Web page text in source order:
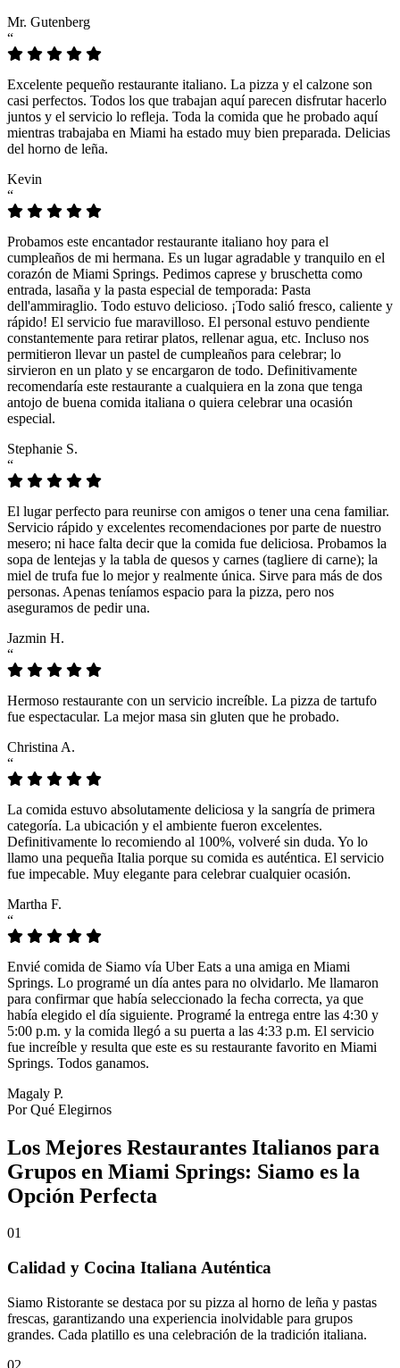
Mr. Gutenberg
“
Excelente pequeño restaurante italiano. La pizza y el calzone son
casi perfectos. Todos los que trabajan aquí parecen disfrutar hacerlo
juntos y el servicio lo refleja. Toda la comida que he probado aquí
mientras trabajaba en Miami ha estado muy bien preparada. Delicias
del horno de leña.
Kevin
“
Probamos este encantador restaurante italiano hoy para el
cumpleaños de mi hermana. Es un lugar agradable y tranquilo en el
corazón de Miami Springs. Pedimos caprese y bruschetta como
entrada, lasaña y la pasta especial de temporada: Pasta
dell'ammiraglio. Todo estuvo delicioso. ¡Todo salió fresco, caliente y
rápido! El servicio fue maravilloso. El personal estuvo pendiente
constantemente para retirar platos, rellenar agua, etc. Incluso nos
permitieron llevar un pastel de cumpleaños para celebrar; lo
sirvieron en un plato y se encargaron de todo. Definitivamente
recomendaría este restaurante a cualquiera en la zona que tenga
antojo de buena comida italiana o quiera celebrar una ocasión
especial.
Stephanie S.
“
El lugar perfecto para reunirse con amigos o tener una cena familiar.
Servicio rápido y excelentes recomendaciones por parte de nuestro
mesero; ni hace falta decir que la comida fue deliciosa. Probamos la
sopa de lentejas y la tabla de quesos y carnes (tagliere di carne); la
miel de trufa fue lo mejor y realmente única. Sirve para más de dos
personas. Apenas teníamos espacio para la pizza, pero nos
aseguramos de pedir una.
Jazmin H.
“
Hermoso restaurante con un servicio increíble. La pizza de tartufo
fue espectacular. La mejor masa sin gluten que he probado.
Christina A.
“
La comida estuvo absolutamente deliciosa y la sangría de primera
categoría. La ubicación y el ambiente fueron excelentes.
Definitivamente lo recomiendo al 100%, volveré sin duda. Yo lo
llamo una pequeña Italia porque su comida es auténtica. El servicio
fue impecable. Muy elegante para celebrar cualquier ocasión.
Martha F.
“
Envié comida de Siamo vía Uber Eats a una amiga en Miami
Springs. Lo programé un día antes para no olvidarlo. Me llamaron
para confirmar que había seleccionado la fecha correcta, ya que
había elegido el día siguiente. Programé la entrega entre las 4:30 y
5:00 p.m. y la comida llegó a su puerta a las 4:33 p.m. El servicio
fue increíble y resulta que este es su restaurante favorito en Miami
Springs. Todos ganamos.
Magaly P.
Por Qué Elegirnos
Los Mejores Restaurantes Italianos para
Grupos en Miami Springs: Siamo es la
Opción Perfecta
01
Calidad y Cocina Italiana Auténtica
Siamo Ristorante se destaca por su pizza al horno de leña y pastas
frescas, garantizando una experiencia inolvidable para grupos
grandes. Cada platillo es una celebración de la tradición italiana.
02